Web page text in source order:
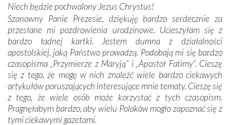
mieliśmy okazję przekonać się, że Maryja swoją opieką
otacza nie tylko nasz naród, lecz wszystkie nacje, które
się Jej ufnie oddają, a także każdą osobę, która zawierza
Jej siebie oraz swych bliskich.
Dzieje Portugalii to również historia wierności Bogu i
odstępstw, także w życiu władców. Trudne momenty w
wymiarze tak osobistym, jak i zbiorowym, przypominają o
konieczności ciągłego zabiegania o własną duszę i o łaskę
Opatrzności. Wierność przynosi pomyślność –
Niech będzie pochwalony Jezus Chrystus!
Szanowny Panie Prezesie, dziękuję bardzo serdecznie za
przesłane mi pozdrowienia urodzinowe. Ucieszyłam się z
bardzo ładnej kartki. Jestem dumna z działalności
apostolskiej, jaką Państwo prowadzą. Podobają mi się bardzo
czasopisma „Przymierze z Maryją” i „Apostoł Fatimy”. Cieszę
się z tego, że mogę w nich znaleźć wiele bardzo ciekawych
artykułów poruszających interesujące mnie tematy. Cieszę się
z tego, że wiele osób może korzystać z tych czasopism.
Pragnęłabym bardzo, aby wielu Polaków mogło zapoznać się z
tymi ciekawymi gazetami.